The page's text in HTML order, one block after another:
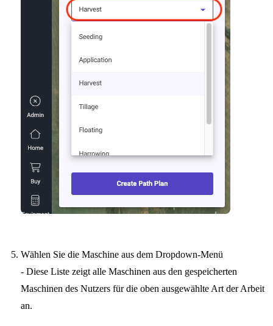
Wählen Sie die Maschine aus dem Dropdown-Menü
- Diese Liste zeigt alle Maschinen aus den gespeicherten
Maschinen des Nutzers für die oben ausgewählte Art der Arbeit
an.